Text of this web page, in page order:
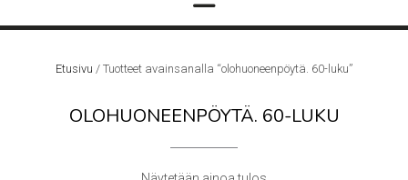
Etusivu / Tuotteet avainsanalla “olohuoneenpöytä. 60-luku”
OLOHUONEENPÖYTÄ. 60-LUKU